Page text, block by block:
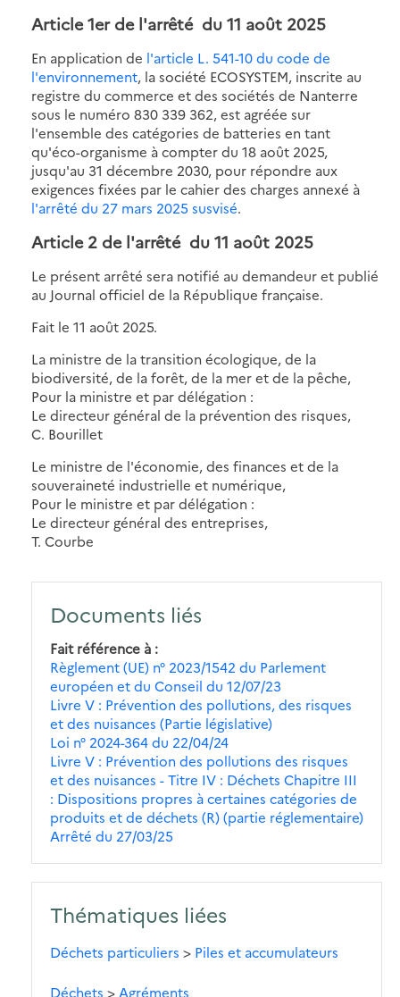
Article 1er de l'arrêté du 11 août 2025
En application de l'article L. 541-10 du code de
l'environnement, la société ECOSYSTEM, inscrite au
registre du commerce et des sociétés de Nanterre
sous le numéro 830 339 362, est agréée sur
l'ensemble des catégories de batteries en tant
qu'éco-organisme à compter du 18 août 2025,
jusqu'au 31 décembre 2030, pour répondre aux
exigences fixées par le cahier des charges annexé à
l'arrêté du 27 mars 2025 susvisé.
Article 2 de l'arrêté du 11 août 2025
Le présent arrêté sera notifié au demandeur et publié
au Journal officiel de la République française.
Fait le 11 août 2025.
La ministre de la transition écologique, de la
biodiversité, de la forêt, de la mer et de la pêche,
Pour la ministre et par délégation :
Le directeur général de la prévention des risques,
C. Bourillet
Le ministre de l'économie, des finances et de la
souveraineté industrielle et numérique,
Pour le ministre et par délégation :
Le directeur général des entreprises,
T. Courbe
Documents liés
Fait référence à
Règlement (UE) n° 2023/1542 du Parlement
européen et du Conseil du 12/07/23
Livre V : Prévention des pollutions, des risques
et des nuisances (Partie législative)
Loi n° 2024-364 du 22/04/24
Livre V : Prévention des pollutions des risques
et des nuisances - Titre IV : Déchets Chapitre III
: Dispositions propres à certaines catégories de
produits et de déchets (R) (partie réglementaire)
Arrêté du 27/03/25
Thématiques liées
Déchets particuliers > Piles et accumulateurs
Déchets > Agréments